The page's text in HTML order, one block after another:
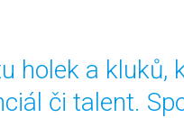
holek a kluků,
či talent.